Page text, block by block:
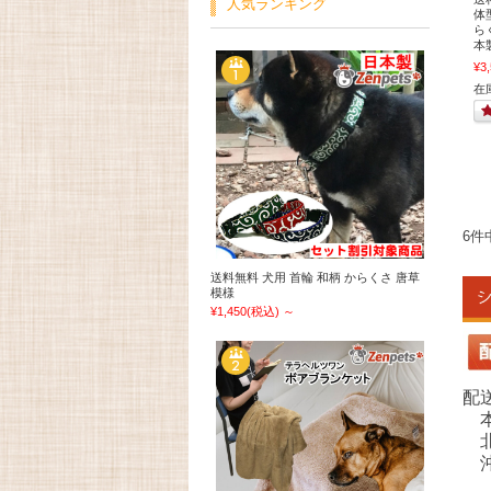
体
ら
本
在
6件
配
人気ランキング
送料無料 犬用 首輪 和柄 からくさ 唐草
模様
¥1,450(税込) ～